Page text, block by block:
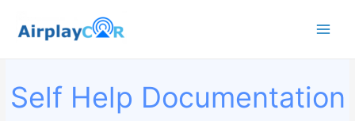
Self Help Documentation